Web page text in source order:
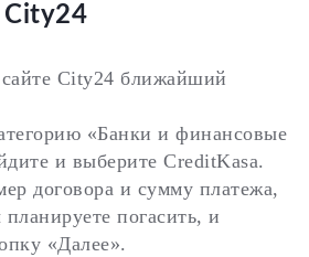
City24
City24 ближайший
«Банки и финансовые
и выберите CreditKasa.
договора и сумму платежа,
погасить, и
«Далее».